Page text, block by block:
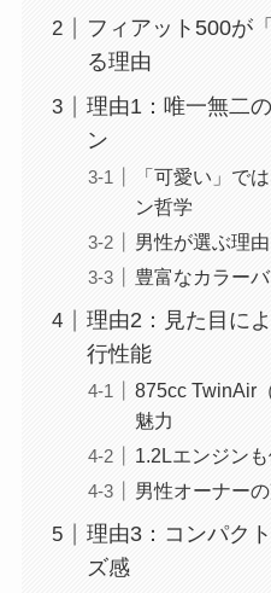
フィアット500が
る理由
理由1：唯一無二
ン
「可愛い」で
ン哲学
男性が選ぶ理
豊富なカラー
理由2：見た目に
行性能
875cc TwinAir
魅力
1.2Lエンジン
男性オーナー
理由3：コンパク
ズ感